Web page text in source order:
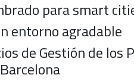
para smart
entorno agradable
de Gestión de los